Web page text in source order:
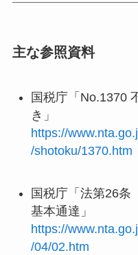
主な参照資料
国税庁「No.1370
き」
https://
/shotoku/1370.htm
国税庁「法第26条
基本通達」
https://
/04/02.htm